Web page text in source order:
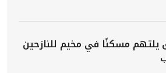
يلتهم مسكنًا في مخيم للنازحين